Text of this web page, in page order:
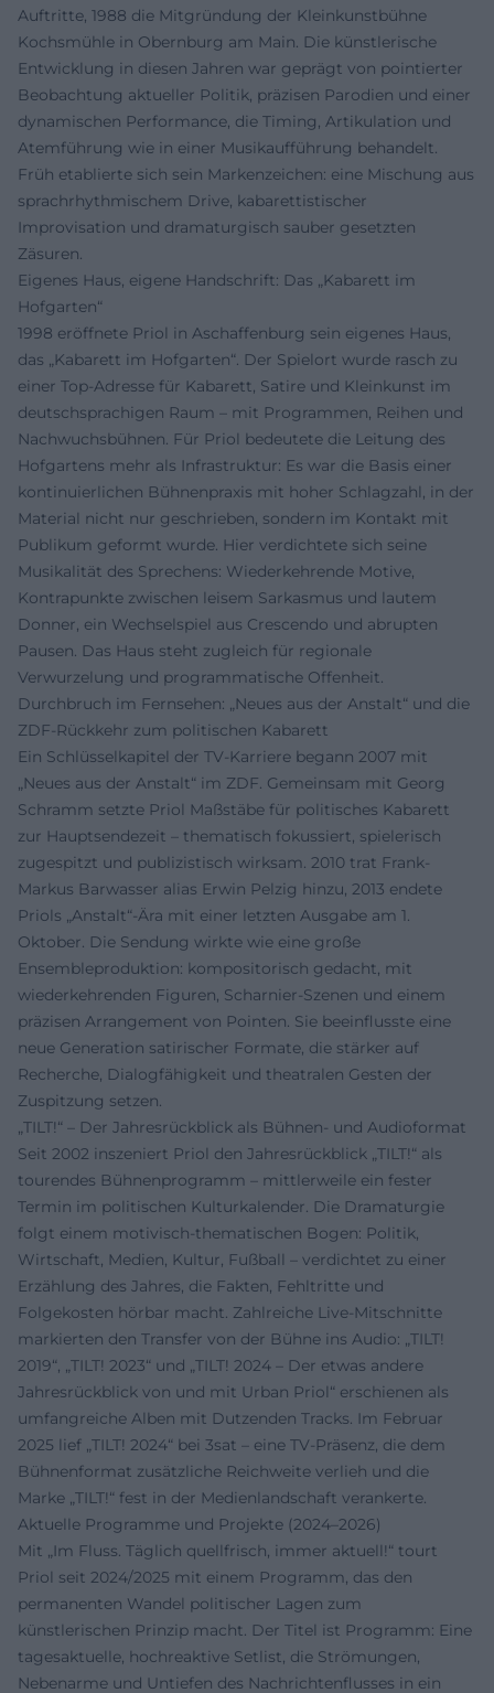
Auftritte, 1988 die Mitgründung der Kleinkunstbühne
Kochsmühle in Obernburg am Main. Die künstlerische
Entwicklung in diesen Jahren war geprägt von pointierter
Beobachtung aktueller Politik, präzisen Parodien und einer
dynamischen Performance, die Timing, Artikulation und
Atemführung wie in einer Musikaufführung behandelt.
Früh etablierte sich sein Markenzeichen: eine Mischung aus
sprachrhythmischem Drive, kabarettistischer
Improvisation und dramaturgisch sauber gesetzten
Zäsuren.
Eigenes Haus, eigene Handschrift: Das „Kabarett im
Hofgarten“
1998 eröffnete Priol in Aschaffenburg sein eigenes Haus,
das „Kabarett im Hofgarten“. Der Spielort wurde rasch zu
einer Top-Adresse für Kabarett, Satire und Kleinkunst im
deutschsprachigen Raum – mit Programmen, Reihen und
Nachwuchsbühnen. Für Priol bedeutete die Leitung des
Hofgartens mehr als Infrastruktur: Es war die Basis einer
kontinuierlichen Bühnenpraxis mit hoher Schlagzahl, in der
Material nicht nur geschrieben, sondern im Kontakt mit
Publikum geformt wurde. Hier verdichtete sich seine
Musikalität des Sprechens: Wiederkehrende Motive,
Kontrapunkte zwischen leisem Sarkasmus und lautem
Donner, ein Wechselspiel aus Crescendo und abrupten
Pausen. Das Haus steht zugleich für regionale
Verwurzelung und programmatische Offenheit.
Durchbruch im Fernsehen: „Neues aus der Anstalt“ und die
ZDF-Rückkehr zum politischen Kabarett
Ein Schlüsselkapitel der TV-Karriere begann 2007 mit
„Neues aus der Anstalt“ im ZDF. Gemeinsam mit Georg
Schramm setzte Priol Maßstäbe für politisches Kabarett
zur Hauptsendezeit – thematisch fokussiert, spielerisch
zugespitzt und publizistisch wirksam. 2010 trat Frank-
Markus Barwasser alias Erwin Pelzig hinzu, 2013 endete
Priols „Anstalt“-Ära mit einer letzten Ausgabe am 1.
Oktober. Die Sendung wirkte wie eine große
Ensembleproduktion: kompositorisch gedacht, mit
wiederkehrenden Figuren, Scharnier-Szenen und einem
präzisen Arrangement von Pointen. Sie beeinflusste eine
neue Generation satirischer Formate, die stärker auf
Recherche, Dialogfähigkeit und theatralen Gesten der
Zuspitzung setzen.
„TILT!“ – Der Jahresrückblick als Bühnen- und Audioformat
Seit 2002 inszeniert Priol den Jahresrückblick „TILT!“ als
tourendes Bühnenprogramm – mittlerweile ein fester
Termin im politischen Kulturkalender. Die Dramaturgie
folgt einem motivisch-thematischen Bogen: Politik,
Wirtschaft, Medien, Kultur, Fußball – verdichtet zu einer
Erzählung des Jahres, die Fakten, Fehltritte und
Folgekosten hörbar macht. Zahlreiche Live-Mitschnitte
markierten den Transfer von der Bühne ins Audio: „TILT!
2019“, „TILT! 2023“ und „TILT! 2024 – Der etwas andere
Jahresrückblick von und mit Urban Priol“ erschienen als
umfangreiche Alben mit Dutzenden Tracks. Im Februar
2025 lief „TILT! 2024“ bei 3sat – eine TV-Präsenz, die dem
Bühnenformat zusätzliche Reichweite verlieh und die
Marke „TILT!“ fest in der Medienlandschaft verankerte.
Aktuelle Programme und Projekte (2024–2026)
Mit „Im Fluss. Täglich quellfrisch, immer aktuell!“ tourt
Priol seit 2024/2025 mit einem Programm, das den
permanenten Wandel politischer Lagen zum
künstlerischen Prinzip macht. Der Titel ist Programm: Eine
tagesaktuelle, hochreaktive Setlist, die Strömungen,
Nebenarme und Untiefen des Nachrichtenflusses in ein